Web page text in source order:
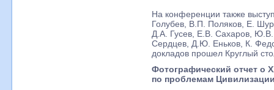
На конференции также
Голубев, В.П. Поляков, Е.
Д.А. Гусев, Е.В. Сахаров,
Сердцев, Д.Ю. Еньков, К.
докладов прошел Круглый
Фотографический отчет о
по проблемам